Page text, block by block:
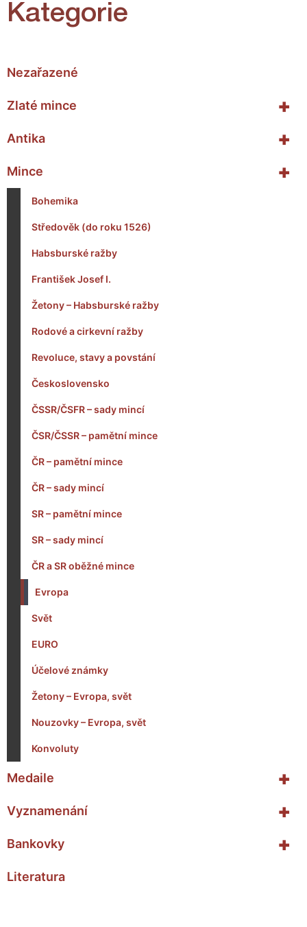
Kategorie
Nezařazené
+
Zlaté mince
+
Antika
+
Mince
Bohemika
Středověk (do roku 1526)
Habsburské ražby
František Josef I.
Žetony – Habsburské ražby
Rodové a cirkevní ražby
Revoluce, stavy a povstání
Československo
ČSSR/ČSFR – sady mincí
ČSR/ČSSR – pamětní mince
ČR – pamětní mince
ČR – sady mincí
SR – pamětní mince
SR – sady mincí
ČR a SR oběžné mince
Evropa
Svět
EURO
Účelové známky
Žetony – Evropa, svět
Nouzovky – Evropa, svět
Konvoluty
+
Medaile
+
Vyznamenání
+
Bankovky
Literatura